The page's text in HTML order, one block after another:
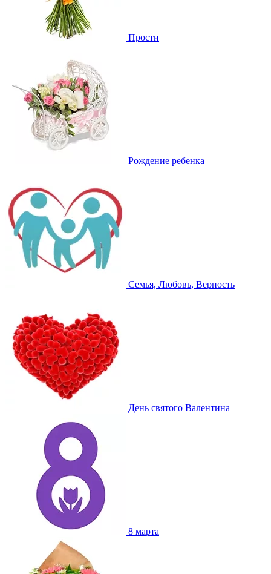
Прости
Рождение ребенка
Семья, Любовь, Верность
День святого Валентина
8 марта